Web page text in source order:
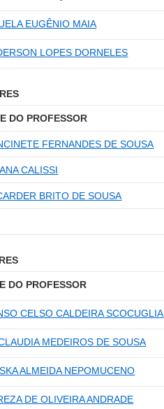
EUGÊNIO MAIA
LOPES DORNELES
DO PROFESSOR
FERNANDES DE SOUSA
CALISSI
BRITO DE SOUSA
DO PROFESSOR
CELSO CALDEIRA SCOCUGLIA
MEDEIROS DE SOUSA
ALMEIDA NEPOMUCENO
DE OLIVEIRA ANDRADE